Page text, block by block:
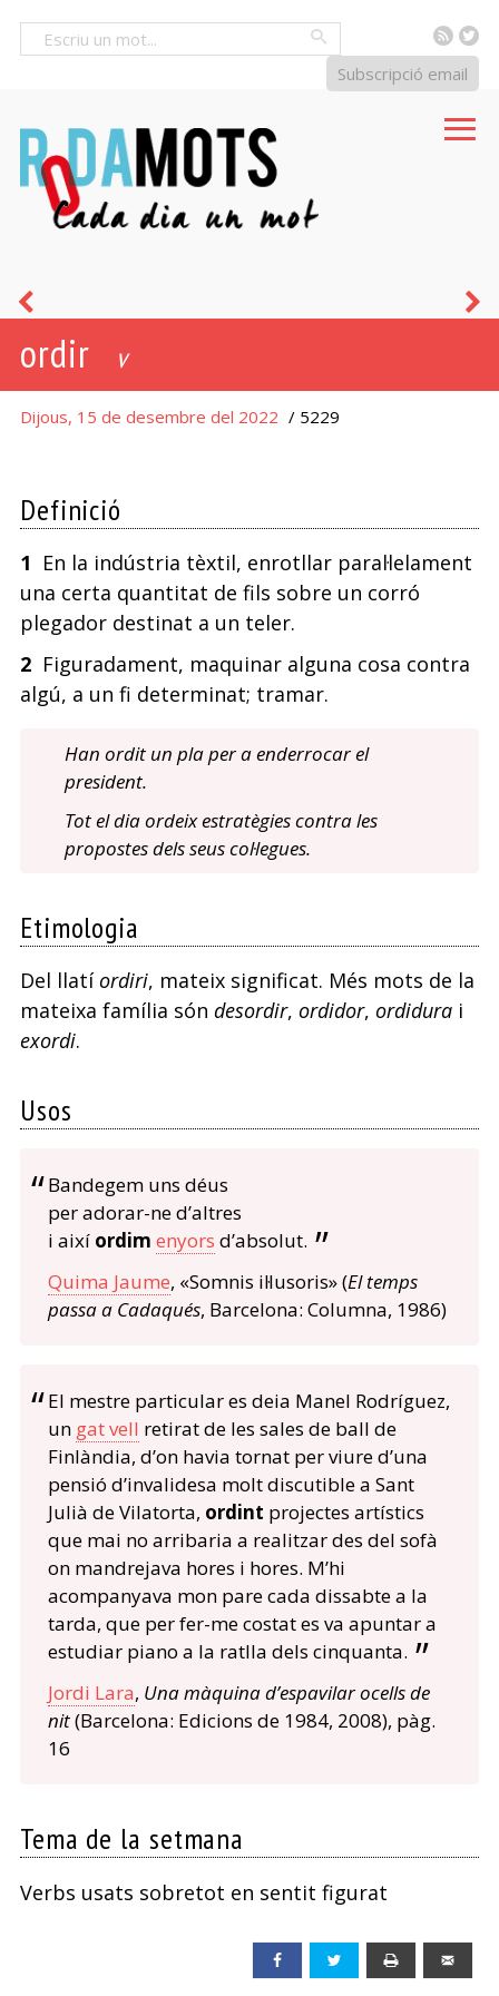
RSS
Subscripció email
ordir v
Dijous, 15 de desembre del 2022 / 5229
Definició
1 En la indústria tèxtil, enrotllar paral·lelament
una certa quantitat de fils sobre un corró
plegador destinat a un teler.
2Figuradament, maquinar alguna cosa contra
algú, a un fi determinat; tramar.
Han ordit un pla per a enderrocar el
president.
Tot el dia ordeix estratègies contra les
propostes dels seus col·legues.
Etimologia
Del llatíordiri, mateix significat. Més mots de la
mateixa família són desordir, ordidor, ordidurai
exordi.
Usos
Bandegem uns déus
per adorar-ne d’altres
i així ordim enyors d’absolut.
Quima Jaume, «Somnis il·lusoris» (El temps
passa a Cadaqués, Barcelona: Columna, 1986)
El mestre particular es deia Manel Rodríguez,
un gat vell retirat de les sales de ball de
Finlàndia, d’on havia tornat per viure d’una
pensió d’invalidesa molt discutible a Sant
Julià de Vilatorta, ordint projectes artístics
que mai no arribaria a realitzar des del sofà
on mandrejava hores i hores. M’hi
acompanyava mon pare cada dissabte a la
tarda, que per fer-me costat es va apuntar a
estudiar piano a la ratlla dels cinquanta.
Jordi Lara, Una màquina d’espavilar ocells de
nit(Barcelona: Edicions de 1984, 2008), pàg.
16
Tema de la setmana
Verbs usats sobretot en sentit figurat
Facebook Twitter
esbrinar